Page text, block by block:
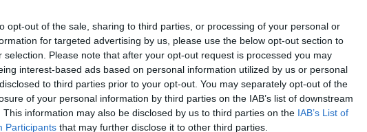
opt-out of the sale, sharing to third parties, or processing of your personal or
for targeted advertising by us, please use the below opt-out section to
selection. Please note that after your opt-out request is processed you may
interest-based ads based on personal information utilized by us or personal
to third parties prior to your opt-out. You may separately opt-out of the
of your personal information by third parties on the IAB’s list of downstream
This information may also be disclosed by us to third parties on the IAB’s List of
Participants that may further disclose it to other third parties.